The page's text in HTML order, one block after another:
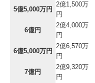
5億5,000万円
2億1,500万
円
6億円
2億4,000万
円
6億5,000万円
2億6,570万
円
7億円
2億9,320万
円